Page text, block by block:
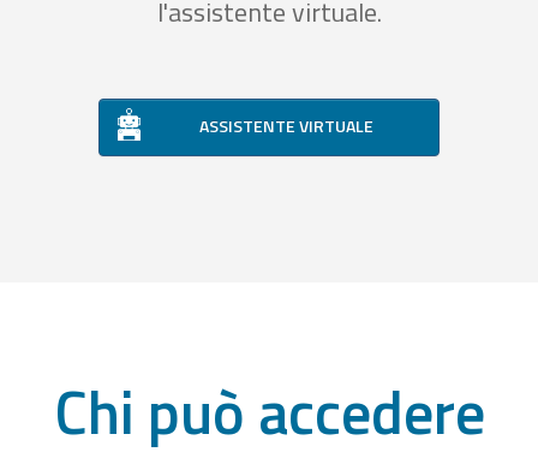
l'assistente virtuale.
ASSISTENTE VIRTUALE
Chi può accedere